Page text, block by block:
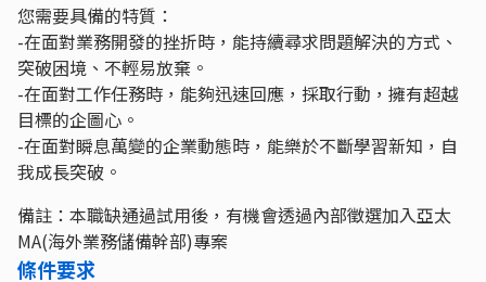
您需要具備的特質：
-在面對業務開發的挫折時，能持續尋求問題解決的方式、
突破困境、不輕易放棄。
-在面對工作任務時，能夠迅速回應，採取行動，擁有超越
目標的企圖心。
-在面對瞬息萬變的企業動態時，能樂於不斷學習新知，自
我成長突破。
備註：本職缺通過試用後，有機會透過內部徵選加入亞太
MA(海外業務儲備幹部)專案
條件要求